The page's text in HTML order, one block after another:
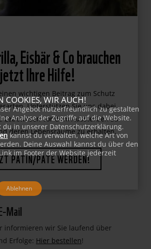
Eisbär & Co brauchen
jetzt Ihre Hilfe!
wichtigen Beitrag zum Schutz
Unterstützen Sie uns dabei,
Lebewesen vor dem Aussterben zu
deren Lebensräume zu erhalten.
PATIN/PATE WERDEN!
Mail
informieren wir Sie laufend über
Erfolge: Hier bestellen!
COOKIES, WIR AUCH!
Angebot nutzerfreundlich zu gestalten
Analyse der Zugriffe auf die Website.
du in unserer Datenschutzerklärung.
kannst du verwalten, welche Art von
Deine Auswahl kannst du über den
im Footer der Website jederzeit
Ablehnen